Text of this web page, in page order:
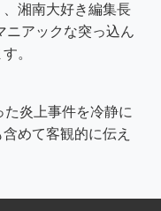
湘南大好き編集長
ニアックな突っ込ん
。
炎上事件を冷静に
めて客観的に伝え